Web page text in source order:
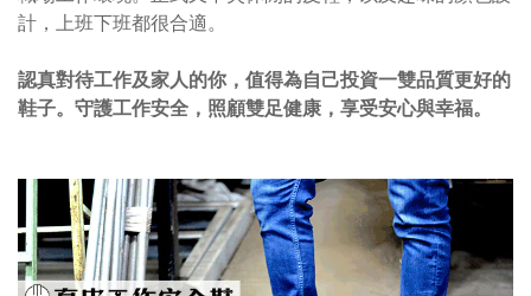
計，上班下班都很合適。
認真對待工作及家人的你，值得為自己投資一雙品質更好的
鞋子。守護工作安全，照顧雙足健康，享受安心與幸福。